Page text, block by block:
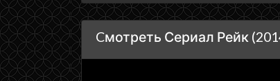
Cмотреть Сериал Рейк